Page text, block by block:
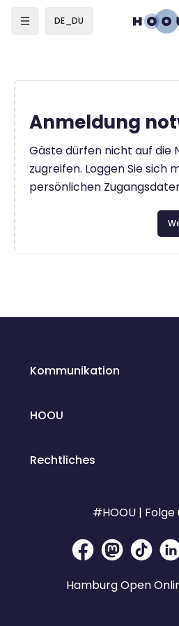
DE_DU
Anmeldung
Gäste dürfen nicht auf die
zugreifen. Loggen Sie sich
persönlichen
Kommunikation
HOOU
Rechtliches
#HOOU | Folge
Hamburg Open